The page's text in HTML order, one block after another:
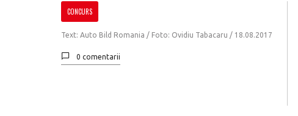
CONCURS
Text: Auto Bild Romania / Foto: Ovidiu Tabacaru / 18.08.2017
0 comentarii